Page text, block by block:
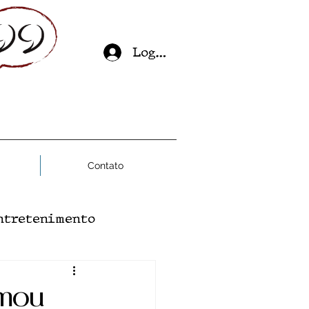
Contato
Log In
Saúde Mental